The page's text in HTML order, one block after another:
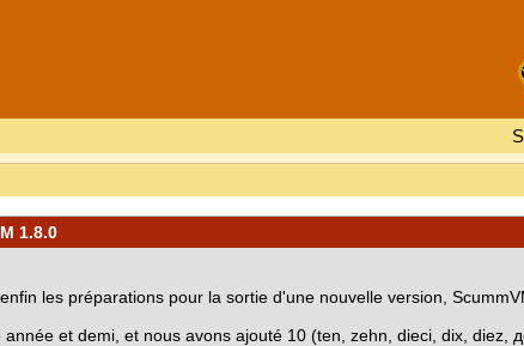
1.8.0
les préparations pour la sortie d'une nouvelle version,
et demi, et nous avons ajouté 10 (ten, zehn, dieci, dix, diez,